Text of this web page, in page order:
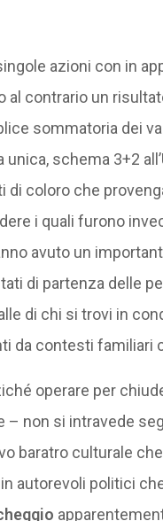
azioni con in
al contrario un
sommatoria dei
schema 3+2
coloro che
i quali furono
avuto un
di partenza delle
di chi si trovi in
da contesti familiari
operare per
– non si intravede
baratro culturale
autorevoli politici